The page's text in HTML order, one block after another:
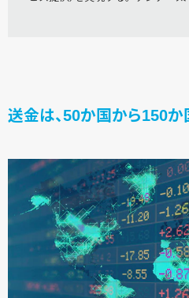
送金は、50か国から150か